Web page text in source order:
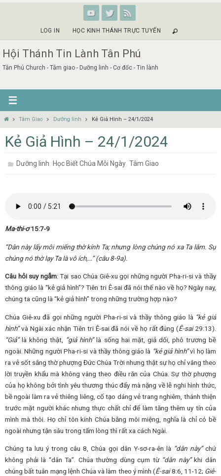
LOG IN HỌC KINH THÁNH TRỰC TUYẾN
Hội Thánh Tin Lành Tân Phú
Tân Phú Church - Tâm giao - Dưỡng linh - Cơ đốc - Tin lành
HomeTâm Giao Dưỡng linh Kẻ Giả Hình – 24/1/2024
Kẻ Giả Hình – 24/1/2024
Dưỡng linh,Học Biết Chúa Mỗi Ngày,Tâm Giao
Ma-thi-ơ15:7-9
“Dân này lấy môi miếng thờ kính Ta;nhưng lòng chúng nó xa Ta lắm. Sự
chúng nó thờ lạy Ta là vô ích,…”(câu 8-9a).
Câu hỏi suy ngẫm: Tại sao Chúa Giê-xu gọi những người Pha-ri-si và thầy
thông giáo là “kẻ giả hình”? Tiên tri Ê-sai đã nói thế nào về họ? Ngày nay,
chúng ta cũng là “kẻ giả hình” trong những trường hợp nào?
Chúa Giê-xu đã gọi những người Pha-ri-si và thầy thông giáo là “kẻ giả
hình”và Ngài xác nhận Tiên tri Ê-sai đã nói về họ rất đúng (Ê-sai29:13).
“Giả”là không thật, “giả hình”là sống hai mặt, giả dối, phô trương bề
ngoài. Những người Pha-ri-si và thầy thông giáo là “kẻgiả hình”vì họ làm
ra vẻ sốt sắng thờ phượng Đức Chúa Trời nhưng thật sự họ chỉ vâng theo
lời truyền khẩu mà không vâng theo điều răn của Chúa. Sự thờ phượng
của họ không bởi tình yêu thương thúc đẩy mà nặng về lễ nghi hình thức,
bề ngoài làm ra vẻ thiêng liêng, cố tạo dáng vẻ trang nghiêm, thánh thiện
trước mặt người khác nhưng thực chất chỉ để làm tăng thêm uy tín của
mình mà thôi. Họ chỉ tôn kính Chúa bằng môi miệng, nghĩa là chỉ có bề
ngoài nhưng tận sâu trong tấm lòng thì rất xa cách Ngài.
Chúng ta lưu ý trong câu 8, Chúa gọi dân Y-sơ-ra-ên là “dân này”chứ
không phải là “dân Ta”. Chúa thường dùng cụm từ “dân này”khi dân
chúng bất tuân mạng lệnh Chúa và làm theo ý mình (Ê-sai8:6, 11-12; Giê-